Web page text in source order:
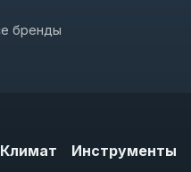
бренды
Климат Инструменты